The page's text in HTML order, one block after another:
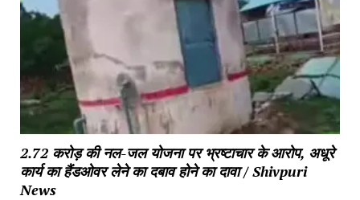
2.72 करोड़ की नल-जल योजना पर भ्रष्टाचार के आरोप, अधूरे
कार्य का हैंडओवर लेने का दबाव होने का दावा / Shivpuri
News